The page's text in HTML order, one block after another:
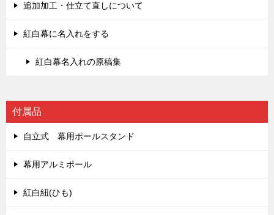
追加加工・仕立て直しについて
紅白幕に名入れをする
紅白幕名入れの原稿集
付属品
自立式 幕用ポールスタンド
幕用アルミポール
紅白紐(ひも)